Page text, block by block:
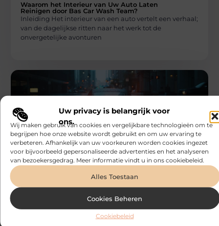
Uw privacy is belangrijk voor
ons.
Wij maken gebruik van cookies en vergelijkbare technologieën om te
begrijpen hoe onze website wordt gebruikt en om uw ervaring te
verbeteren. Afhankelijk van uw voorkeuren worden cookies ingezet
voor bijvoorbeeld gepersonaliseerde advertenties en het analyseren
van bezoekersgedrag. Meer informatie vindt u in ons cookiebeleid.
Alles Toestaan
Cookies Beheren
Cookiebeleid
Waarom het Interieur van Uw Auto Laten
Reinigen door Bas Car Wash Team?
Inleiding Het interieur van een auto vertelt een verhaal;
van de dagelijkse ritten naar het werk tot de
onvergetelijke avonturen
AUTO
Ga voor goud: de voordelen van auto
coaten
op de lak van een auto om het te beschermen tegen